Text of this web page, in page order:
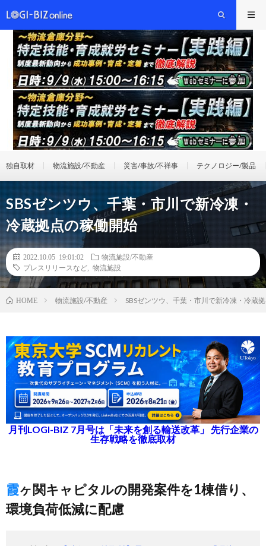
独自取材 物流施設/不動産 災害/事故/不祥事 テクノロジー/製品
SBSゼンツウ、千葉・市川で新冷凍・
冷蔵拠点の稼働開始
2022.10.05 19:01:02
物流施設/不動産
プレスリリースなど
物流施設
HOME 物流施設/不動産 SBSゼンツウ、千葉・市川で新冷凍・冷蔵
月刊LOGI-BIZ 7月号は「未来を創る輸送改革」 先行企業の
生存戦略を徹底取材
霞ヶ関キャピタルの開発案件を1棟借り、
環境負荷低減に配慮